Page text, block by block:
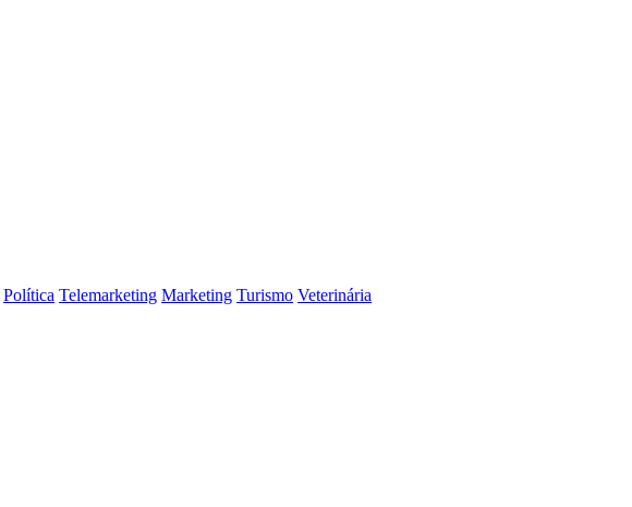
Política Telemarketing Marketing Turismo Veterinária